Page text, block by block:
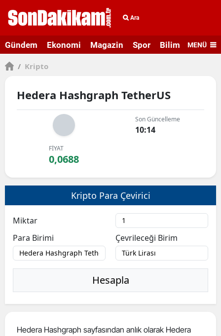
Ara
Gündem Ekonomi Magazin Spor Bilim veMENÜ
/ Kripto
Hedera Hashgraph TetherUS
Son Güncelleme
10:14
FİYAT
0,0688
Kripto Para Çevirici
Miktar
Para Birimi
Çevrileceği Birim
Hesapla
Hedera Hashgraph sayfasından anlık olarak Hedera